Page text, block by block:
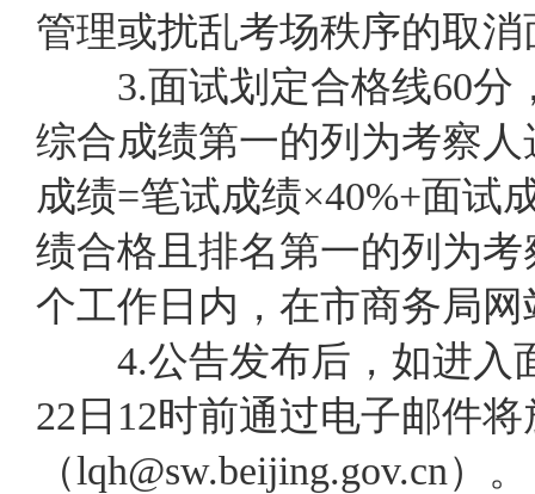
管理或扰乱考场秩序的取
3.面试划定合格线60分
综合成绩第一的列为考察人
成绩=笔试成绩×40%+面试
绩合格且 排名第一的列为
个工作日内，在市商务局网
4.公告发布后，如进入
22 日12时前通过电子邮件
（lqh@sw.beijing.gov.cn）。